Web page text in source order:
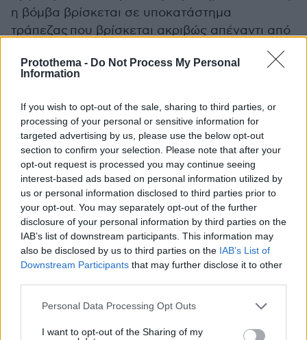
Protothema - Do Not Process My Personal
Information
If you wish to opt-out of the sale, sharing to third parties, or
processing of your personal or sensitive information for
targeted advertising by us, please use the below opt-out
section to confirm your selection. Please note that after your
opt-out request is processed you may continue seeing
interest-based ads based on personal information utilized by
us or personal information disclosed to third parties prior to
your opt-out. You may separately opt-out of the further
disclosure of your personal information by third parties on the
IAB’s list of downstream participants. This information may
also be disclosed by us to third parties on the IAB’s List of
Downstream Participants that may further disclose it to other
Please note that this website/app uses one or more Google
not limited to your visit or usage behaviour. You may click to
Personal Data Processing Opt Outs
I want to opt-out of the Sharing of my
η βόμβα βρίσκεται σε υποκατάστημα
τράπεζας που βρίσκεται ακριβώς απέναντι από
το υπουργείο και το οποίο είναι κλειστό αυτήν
την εποχή καθώς γίνεται ανακαίνιση. Σύμφωνα
01:29 σε αυτό το σημείο.